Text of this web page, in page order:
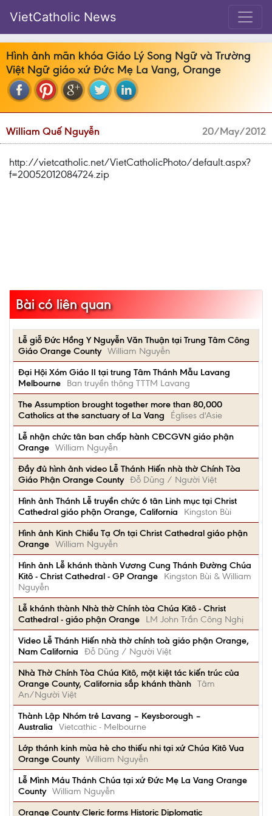
VietCatholic News
Hình ảnh mãn khóa Giáo Lý Song Ngữ và Trường
Việt Ngữ giáo xứ Đức Mẹ La Vang, Orange
William Quế Nguyễn 20/May/2012
http://vietcatholic.net/VietCatholicPhoto/default.aspx?
f=20052012084724.zip
Bài có liên quan
Lễ giỗ Đức Hồng Y Nguyễn Văn Thuận tại Trung Tâm Công
Giáo Orange County William Nguyễn
Đại Hội Xóm Giáo II tại trung Tâm Thánh Mẫu Lavang
Melbourne
Ban truyền thông TTTM Lavang
The Assumption brought together more than 80,000
Catholics at the sanctuary of La Vang
Églises d'Asie
Lễ nhận chức tân ban chấp hành CĐCGVN giáo phận
Orange William Nguyễn
Đầy đủ hình ảnh video Lễ Thánh Hiến nhà thờ Chính Tòa
Giáo Phận Orange County Đỗ Dũng / Người Việt
Hình ảnh Thánh Lễ truyền chức 6 tân Linh mục tại Christ
Cathedral giáo phận Orange, California
Kingston Bùi
Hình ảnh Kinh Chiều Tạ Ơn tại Christ Cathedral giáo phận
Orange William Nguyễn
Hình ảnh Lễ khánh thành Vương Cung Thánh Đường Chúa
Kitô - Christ Cathedral - GP Orange
Kingston Bùi & William
Nguyễn
Lễ khánh thành Nhà thờ Chính tòa Chúa Kitô - Christ
Cathedral - giáo phận Orange
LM John Trần Công Nghị
Video Lễ Thánh Hiến nhà thờ chính toà giáo phận Orange,
Nam California
Đỗ Dũng / Người Việt
Nhà Thờ Chính Tòa Chúa Kitô, một kiệt tác kiến trúc của
Orange County, California sắp khánh thành Tâm
An/Người Việt
Thành Lập Nhóm trẻ Lavang – Keysborough –
Australia
Vietcathic - Melbourne
Lớp thánh kinh mùa hè cho thiếu nhi tại xứ Chúa Kitô Vua
Orange County William Nguyễn
Lễ Mình Máu Thánh Chúa tại xứ Đức Mẹ La Vang Orange
County William Nguyễn
Orange County Cleric forms Historic Diplomatic